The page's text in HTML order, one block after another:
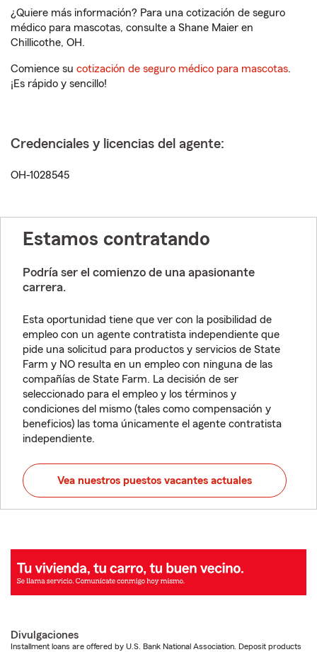
¿Quiere más información? Para una cotización de seguro
médico para mascotas, consulte a Shane Maier en
Chillicothe, OH.
Comience su cotización de seguro médico para mascotas.
¡Es rápido y sencillo!
Credenciales y licencias del agente:
OH-1028545
Estamos contratando
Podría ser el comienzo de una apasionante
carrera.
Esta oportunidad tiene que ver con la posibilidad de
empleo con un agente contratista independiente que
pide una solicitud para productos y servicios de State
Farm y NO resulta en un empleo con ninguna de las
compañías de State Farm. La decisión de ser
seleccionado para el empleo y los términos y
condiciones del mismo (tales como compensación y
beneficios) las toma únicamente el agente contratista
independiente.
Vea nuestros puestos vacantes actuales
Divulgaciones
Installment loans are offered by U.S. Bank National Association. Deposit products